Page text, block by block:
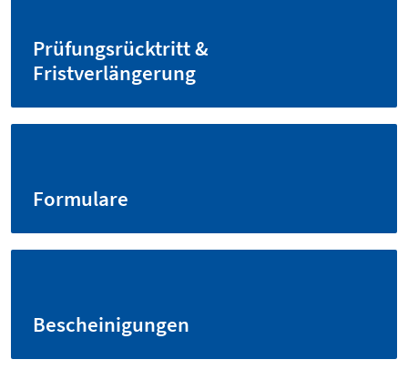
Prüfungsrücktritt &
Fristverlängerung
Formulare
Bescheinigungen